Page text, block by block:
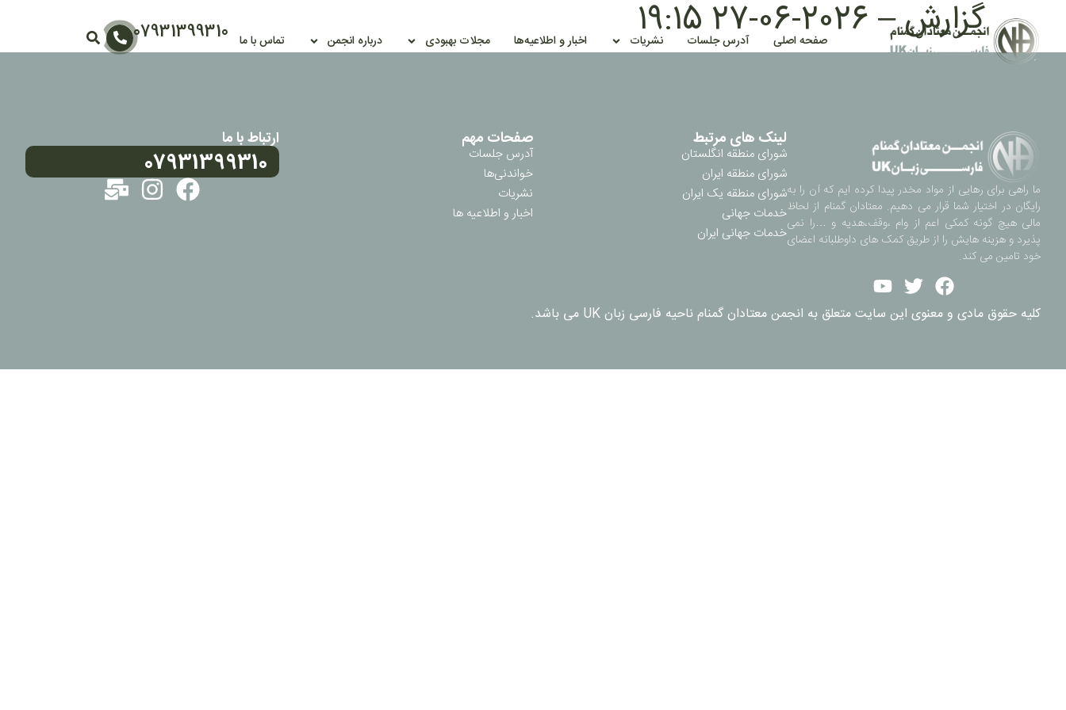
صفحه اصلی آدرس جلسات نشریات اخبار و اطلاعیه‌ها مجلات بهبودی درباره انجمن تماس با ما 07931399310 گزارش – 2026-06-27 19:15
ما راهی برای رهایی از مواد مخدر پیدا کرده ایم که آن را به
رایگان در اختیار شما قرار می دهیم. معتادان گمنام از لحاظ
مالی هیچ گونه کمکی اعم از وام ،وقف،هدیه و …را نمی
پذیرد و هزینه هایش را از طریق کمک های داوطلبانه اعضای
خود تامین می کند.
لینک های مرتبط
شورای منطقه انگلستان
شورای منطقه ایران
شورای منطقه یک ایران
خدمات جهانی
خدمات جهانی ایران
صفحات مهم
آدرس جلسات
خواندنی‌ها
نشریات
اخبار و اطلاعیه ها
ارتباط با ما
07931399310
کلیه حقوق مادی و معنوی این سایت متعلق به انجمن معتادان گمنام ناحیه فارسی زبان UK می باشد.